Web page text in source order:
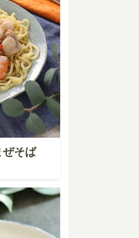
そば